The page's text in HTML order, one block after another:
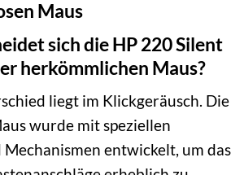
Maus
sich die HP 220 Silent
herkömmlichen Maus?
liegt im Klickgeräusch. Die
wurde mit speziellen
entwickelt, um das